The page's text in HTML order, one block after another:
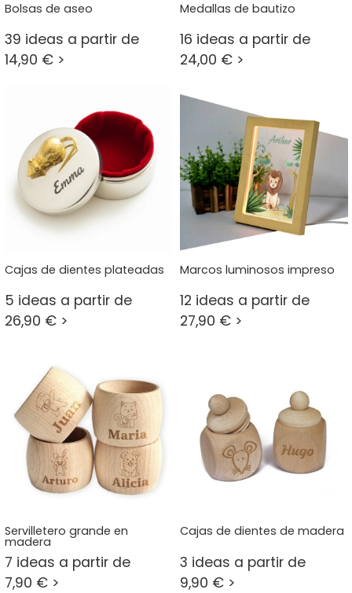
Bolsas de aseo
39 ideas a partir de
14,90 € >
Medallas de bautizo
16 ideas a partir de
24,00 € >
Cajas de dientes plateadas
5 ideas a partir de
26,90 € >
Marcos luminosos impreso
12 ideas a partir de
27,90 € >
Servilletero grande en
madera
7 ideas a partir de
7,90 € >
Cajas de dientes de madera
3 ideas a partir de
9,90 € >